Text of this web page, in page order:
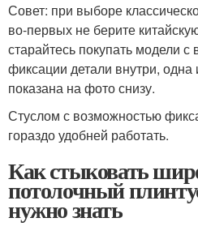
Совет: при выборе
во-первых не берите
старайтесь покупать модели
фиксации детали внутри, одна
показана на фото снизу.
Стуслом с возможностью
гораздо удобней работать.
Как стыковать
потолочный
нужно знать